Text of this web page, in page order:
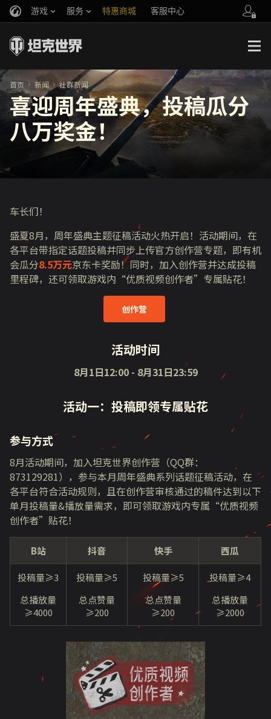
游戏 服务 特惠商城 客服中心
你好，吾久
万圣节
《以战止战》
官方自媒体
首页 新闻 社群新闻
喜迎周年盛典，投稿瓜分
八万奖金！
车长们！
盛夏8月，周年盛典主题征稿活动火热开启！活动期间，在
各平台带指定话题投稿并同步上传官方创作营专题，即有机
会瓜分8.5万元京东卡奖励！同时，加入创作营并达成投稿
里程碑，还可领取游戏内“优质视频创作者”专属贴花！
创作营
活动时间
8月1日12:00 - 8月31日23:59
活动一：投稿即领专属贴花
参与方式
8月活动期间，加入坦克世界创作营（QQ群：
873129281），参与本月周年盛典系列话题征稿活动，在
各平台符合活动规则，且在创作营审核通过的稿件达到以下
单月投稿量&播放量需求，即可领取游戏内专属“优质视频
创作者”贴花！
B站 抖音 快手 西瓜
投稿量≥3
总播放量
≥4000
投稿量≥5
总点赞量
≥200
投稿量≥5
总点赞量
≥200
投稿量≥4
总播放量
≥2000